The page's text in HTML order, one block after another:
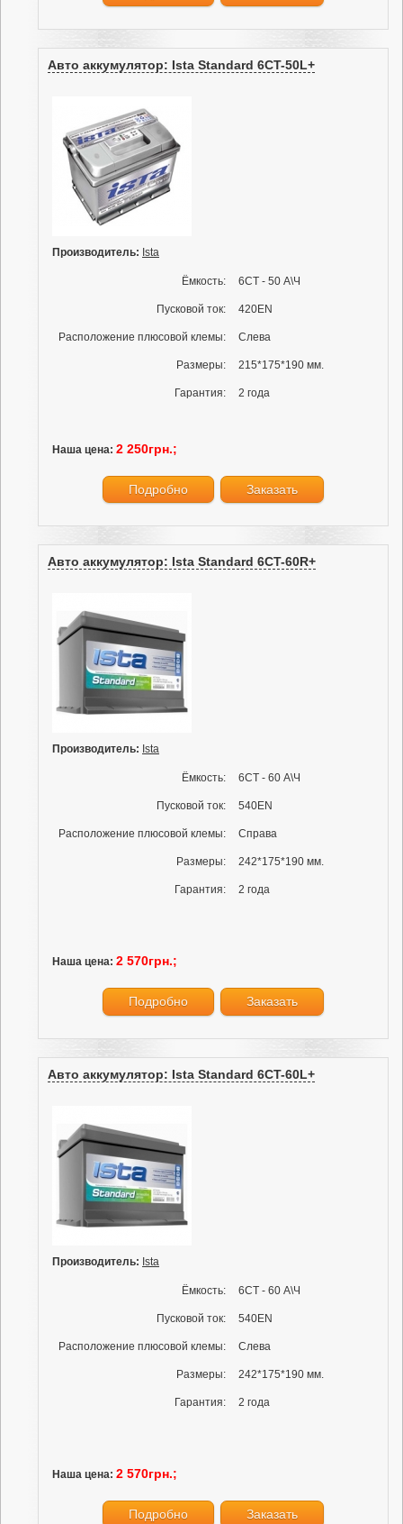
Авто аккумулятор: Ista Standard 6CT-50L+
Производитель: Ista
Ёмкость: 6СТ - 50 А\Ч
Пусковой ток: 420EN
Расположение плюсовой клемы: Слева
Размеры: 215*175*190 мм.
Гарантия: 2 года
Наша цена: 2 250грн.;
Подробно Заказать
Авто аккумулятор: Ista Standard 6CT-60R+
Производитель: Ista
Ёмкость: 6СТ - 60 А\Ч
Пусковой ток: 540EN
Расположение плюсовой клемы: Справа
Размеры: 242*175*190 мм.
Гарантия: 2 года
Наша цена: 2 570грн.;
Подробно Заказать
Авто аккумулятор: Ista Standard 6CT-60L+
Производитель: Ista
Ёмкость: 6СТ - 60 А\Ч
Пусковой ток: 540EN
Расположение плюсовой клемы: Слева
Размеры: 242*175*190 мм.
Гарантия: 2 года
Наша цена: 2 570грн.;
Подробно Заказать